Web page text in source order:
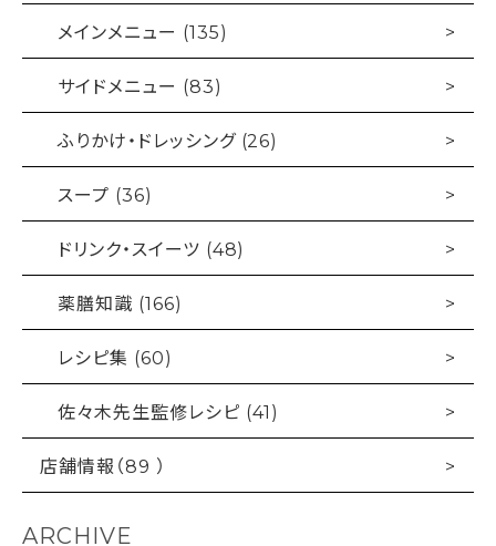
メインメニュー (135)
サイドメニュー (83)
ふりかけ・ドレッシング (26)
スープ (36)
ドリンク・スイーツ (48)
薬膳知識 (166)
レシピ集 (60)
佐々木先生監修レシピ (41)
店舗情報（89 ）
ARCHIVE